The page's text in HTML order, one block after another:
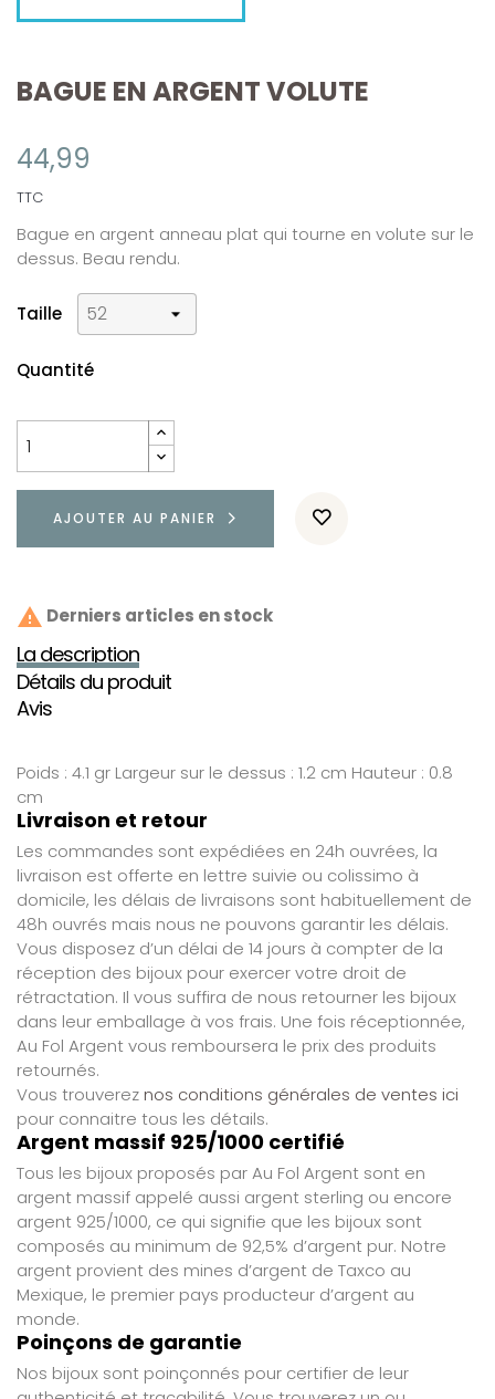
BAGUE EN ARGENT VOLUTE
44,99
TTC
Bague en argent anneau plat qui tourne en volute sur le
dessus. Beau rendu.
Taille
Quantité
AJOUTER AU PANIER
 Derniers articles en stock
La description
Détails du produit
Avis
Poids : 4.1 gr Largeur sur le dessus : 1.2 cm Hauteur : 0.8
cm
Livraison et retour
Les commandes sont expédiées en 24h ouvrées, la
livraison est offerte en lettre suivie ou colissimo à
domicile, les délais de livraisons sont habituellement de
48h ouvrés mais nous ne pouvons garantir les délais.
Vous disposez d’un délai de 14 jours à compter de la
réception des bijoux pour exercer votre droit de
rétractation. Il vous suffira de nous retourner les bijoux
dans leur emballage à vos frais. Une fois réceptionnée,
Au Fol Argent vous remboursera le prix des produits
retournés.
Vous trouverez nos conditions générales de ventes ici
pour connaitre tous les détails.
Argent massif 925/1000 certifié
Tous les bijoux proposés par Au Fol Argent sont en
argent massif appelé aussi argent sterling ou encore
argent 925/1000, ce qui signifie que les bijoux sont
composés au minimum de 92,5% d’argent pur. Notre
argent provient des mines d’argent de Taxco au
Mexique, le premier pays producteur d’argent au
monde.
Poinçons de garantie
Nos bijoux sont poinçonnés pour certifier de leur